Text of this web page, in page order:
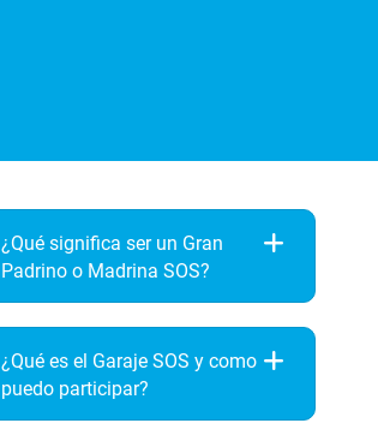
¿Qué significa ser un Gran
Padrino o Madrina SOS?
¿Qué es el Garaje SOS y como
puedo participar?